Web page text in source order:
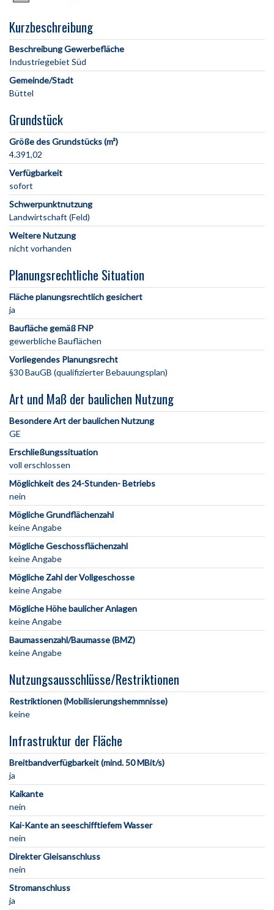
Kurzbeschreibung
Beschreibung Gewerbefläche
Gemeinde/Stadt
Grundstück
Größe des Grundstücks (m²)
4.391,02
Verfügbarkeit
sofort
Schwerpunktnutzung
Landwirtschaft (Feld)
Weitere Nutzung
nicht vorhanden
Planungsrechtliche Situation
Fläche planungsrechtlich gesichert
ja
Baufläche gemäß FNP
gewerbliche Bauflächen
Vorliegendes Planungsrecht
§30 BauGB (qualifizierter Bebauungsplan)
Art und Maß der baulichen Nutzung
Besondere Art der baulichen Nutzung
GE
Erschließungssituation
voll erschlossen
Möglichkeit des 24-Stunden- Betriebs
nein
Mögliche Grundflächenzahl
keine Angabe
Mögliche Geschossflächenzahl
keine Angabe
Mögliche Zahl der Vollgeschosse
keine Angabe
Mögliche Höhe baulicher Anlagen
keine Angabe
Baumassenzahl/Baumasse (BMZ)
keine Angabe
Nutzungsausschlüsse/Restriktionen
Restriktionen (Mobilisierungshemmnisse)
keine
Infrastruktur der Fläche
Breitbandverfügbarkeit (mind. 50 MBit/s)
ja
Kaikante
nein
Kai-Kante an seeschifftiefem Wasser
nein
Direkter Gleisanschluss
nein
Stromanschluss
ja